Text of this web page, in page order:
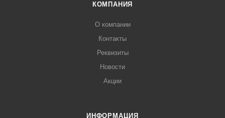
КОМПАНИЯ
О компании
Контакты
Реквизиты
Новости
Акции
ИНФОРМАЦИЯ